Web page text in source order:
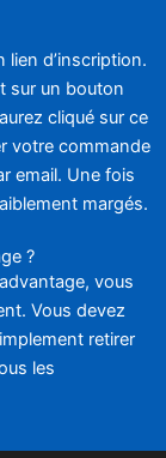
lien d’inscription.
sur un bouton
cliqué sur ce
votre commande
email. Une fois
margés.
?
vous
Vous devez
retirer
les